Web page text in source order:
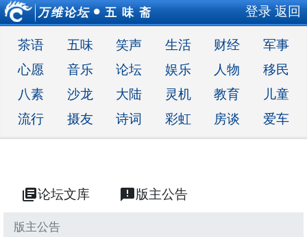
万维论坛 ● 五 味 斋 登录 返回
茶语 五味 笑声 生活 财经
军事
心愿
音乐 论坛 娱乐 人物
移民
八素
沙龙 大陆 灵机 教育
儿童
流行
摄友 诗词 彩虹 房谈 爱车
library_books论坛文库 announcement版主公告
版主公告